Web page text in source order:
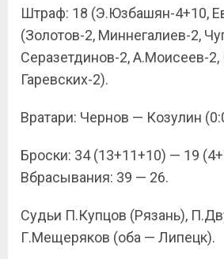
Штраф: 18 (Э.Юзбашян-4+10,
(Золотов-2, Миннегалиев-2,
Серазетдинов-2, А.Моисеев-2,
Гаревских-2).
Вратари: Чернов — Козулин
Броски: 34 (13+11+10) — 19
Вбрасывания: 39 — 26.
Судьи П.Купцов (Рязань),
Г.Мещеряков (оба — Липецк).